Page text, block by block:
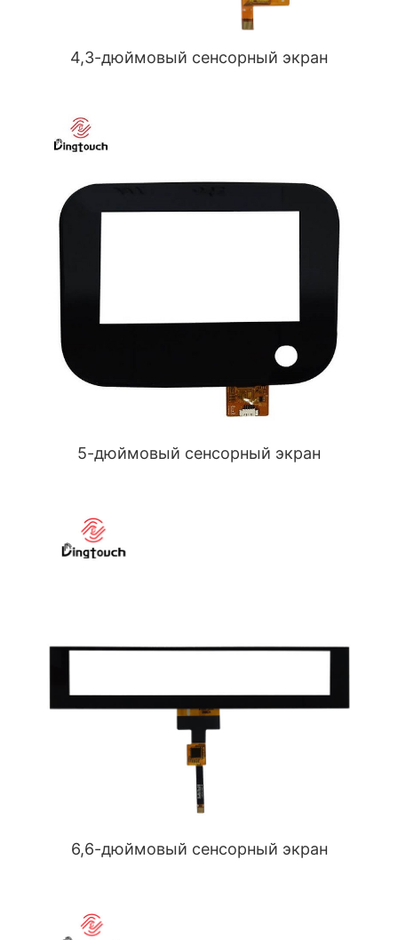
4,3-дюймовый сенсорный экран
5-дюймовый сенсорный экран
6,6-дюймовый сенсорный экран